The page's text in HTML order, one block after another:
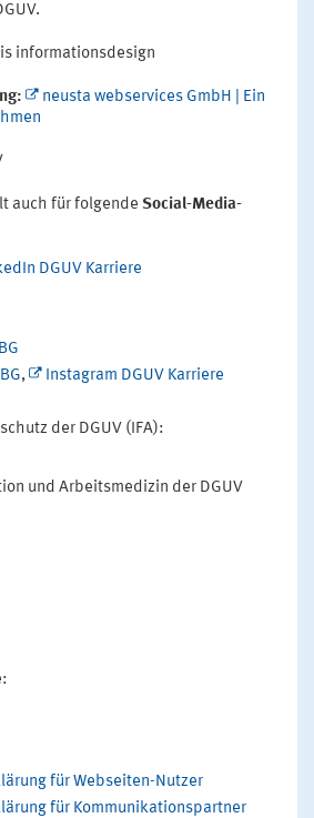
informationsdesign
neusta webservices GmbH | Ein
auch für folgende Social-Media-
DGUV Karriere
,
Instagram DGUV Karriere
der DGUV (IFA):
und Arbeitsmedizin der DGUV
für Webseiten-Nutzer
für Kommunikationspartner